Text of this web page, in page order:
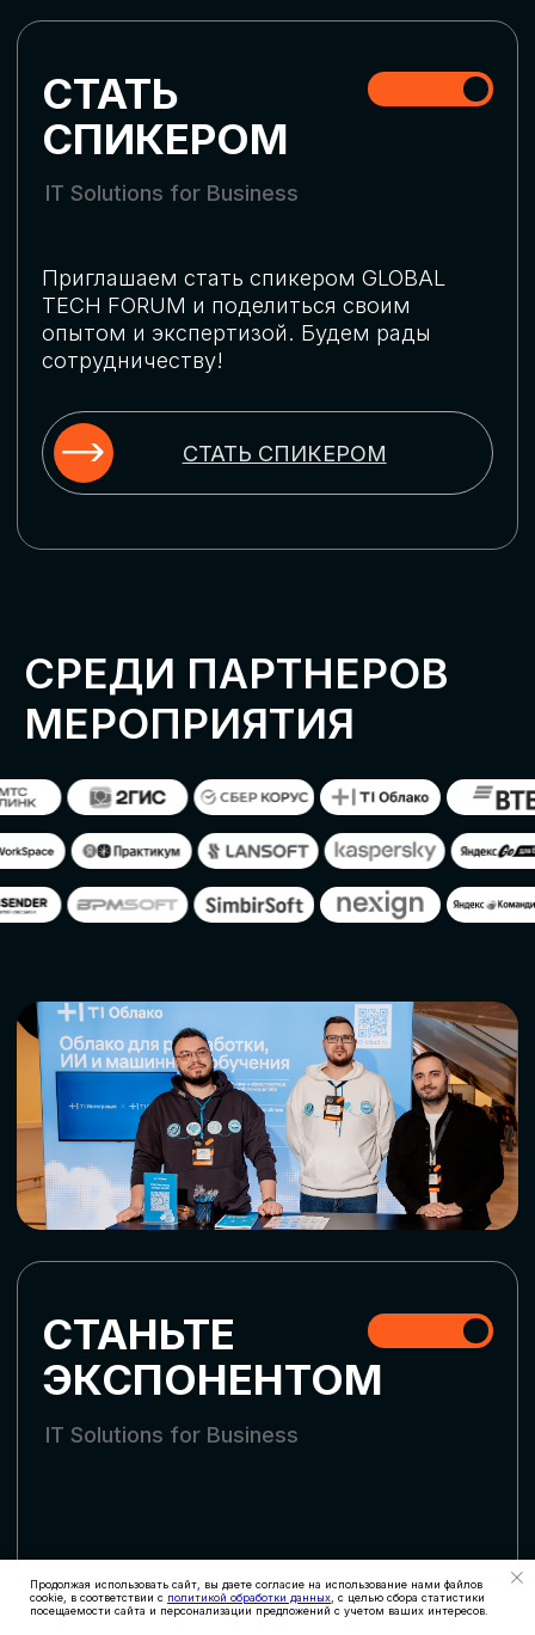
Продолжая использовать сайт, вы даете согласие на использование нами файлов
cookie, в соответствии с политикой обработки данных , с целью сбора статистики
посещаемости сайта и персонализации предложений с учетом ваших интересов.
ОСТАВИТЬ
ЗАЯВКУ
СТАТЬ ПАРТНЕРОМ
СКАЧАТЬ ПРОГРАММУ
СТАТЬ СПИКЕРОМ
Оставьте заявку, наши менеджеры
СТАТЬ УЧАСТНИКОМ